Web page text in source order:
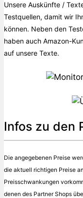
Unsere Auskünfte /
Testquellen, damit wir
können. Neben den
haben auch Amazon-
auf unsere Texte.
Infos zu den
Die angegebenen Preise
die aktuell richtigen Preise
Preisschwankungen
denen des Partner Shops